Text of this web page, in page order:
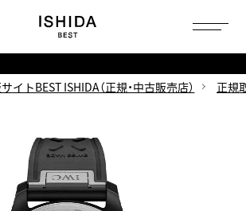
イトBEST ISHIDA（正規・中古販売店）
正規
へ